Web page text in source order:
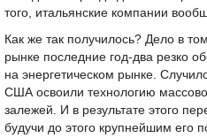
того, итальянские компании
Как же так получилось? Дело в
рынке последние год-два резко
на энергетическом рынке.
США освоили технологию
залежей. И в результате этого
будучи до этого крупнейшим его